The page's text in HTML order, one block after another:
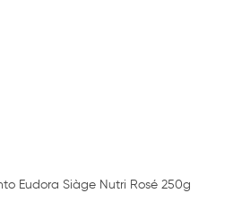
Eudora Siàge Nutri Rosé 250g